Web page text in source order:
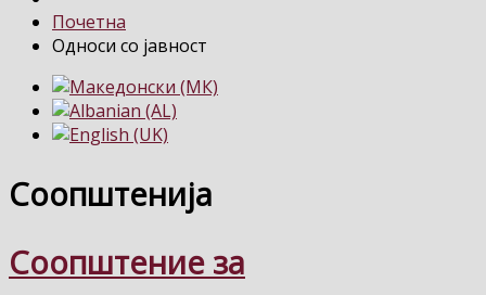
Почетна
Односи со јавност
Соопштенија
Соопштение за